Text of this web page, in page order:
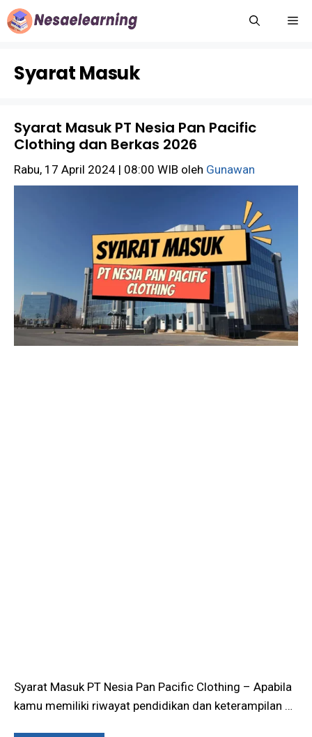
Langsung
ke
Syarat Masuk
Syarat Masuk PT Nesia Pan Pacific
Clothing dan Berkas 2026
Rabu, 17 April 2024 | 08:00 WIB oleh Gunawan
Syarat Masuk PT Nesia Pan Pacific Clothing – Apabila
kamu memiliki riwayat pendidikan dan keterampilan …